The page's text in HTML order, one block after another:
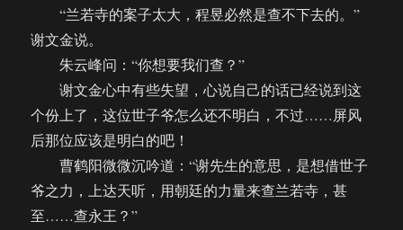
“兰若寺的案子太大，程昱必然是查不下去的。”
谢文金说。
朱云峰问：“你想要我们查？”
谢文金心中有些失望，心说自己的话已经说到这
个份上了，这位世子爷怎么还不明白，不过……屏风
后那位应该是明白的吧！
曹鹤阳微微沉吟道：“谢先生的意思，是想借世子
爷之力，上达天听，用朝廷的力量来查兰若寺，甚
至……查永王？”